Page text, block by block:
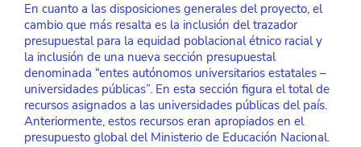
En cuanto a las disposiciones generales del proyecto, el
cambio que más resalta es la inclusión del trazador
presupuestal para la equidad poblacional étnico racial y
la inclusión de una nueva sección presupuestal
denominada “entes autónomos universitarios estatales –
universidades públicas”. En esta sección figura el total de
recursos asignados a las universidades públicas del país.
Anteriormente, estos recursos eran apropiados en el
presupuesto global del Ministerio de Educación Nacional.